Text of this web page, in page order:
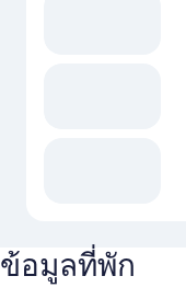
ข้อมูลที่พัก